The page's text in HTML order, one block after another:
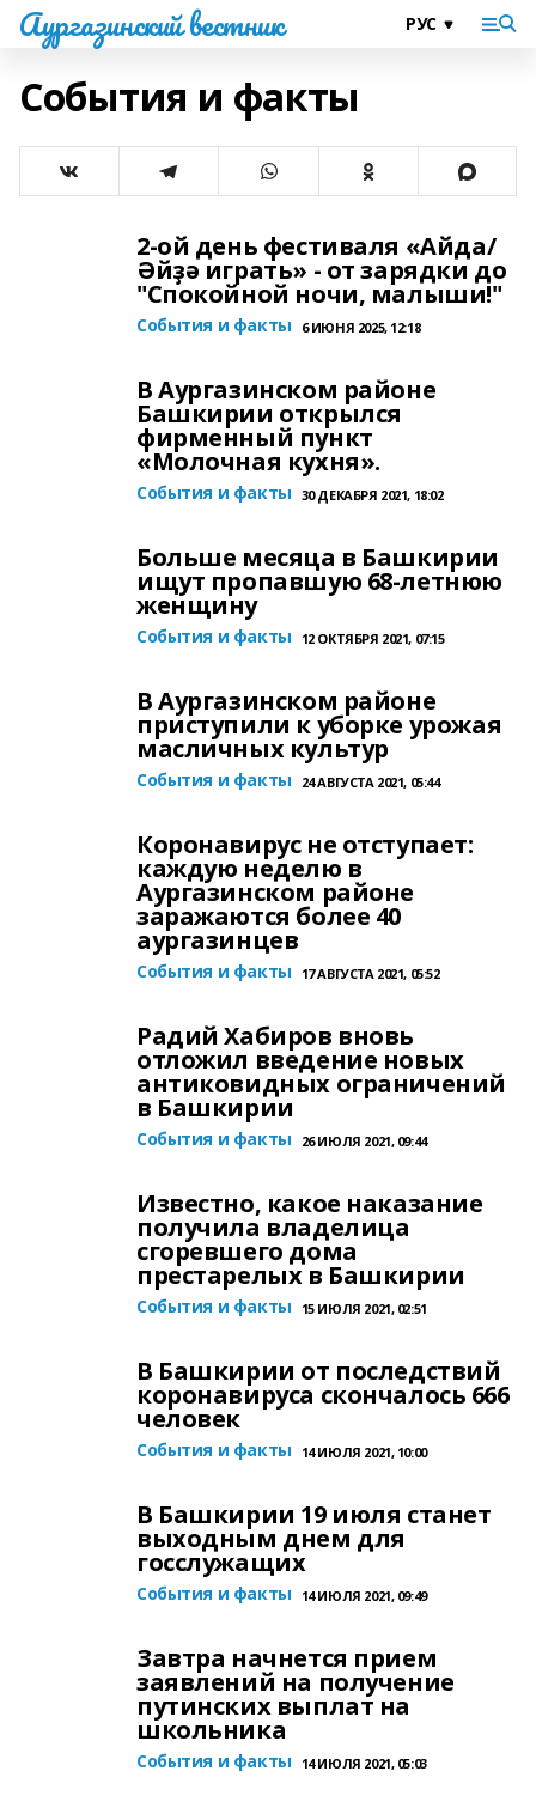
Аургазинский вестник
События и факты
2-ой день фестиваля «Айда/
Әйҙә играть» - от зарядки до
"Спокойной ночи, малыши!"
События и факты 6 ИЮНЯ 2025, 12:18
В Аургазинском районе
Башкирии открылся
фирменный пункт
«Молочная кухня».
События и факты 30 ДЕКАБРЯ 2021, 18:02
Больше месяца в Башкирии
ищут пропавшую 68-летнюю
женщину
События и факты 12 ОКТЯБРЯ 2021, 07:15
В Аургазинском районе
приступили к уборке урожая
масличных культур
События и факты 24 АВГУСТА 2021, 05:44
Коронавирус не отступает:
каждую неделю в
Аургазинском районе
заражаются более 40
аургазинцев
События и факты 17 АВГУСТА 2021, 05:52
Радий Хабиров вновь
отложил введение новых
антиковидных ограничений
в Башкирии
События и факты 26 ИЮЛЯ 2021, 09:44
Известно, какое наказание
получила владелица
сгоревшего дома
престарелых в Башкирии
События и факты 15 ИЮЛЯ 2021, 02:51
В Башкирии от последствий
коронавируса скончалось 666
человек
События и факты 14 ИЮЛЯ 2021, 10:00
В Башкирии 19 июля станет
выходным днем для
госслужащих
События и факты 14 ИЮЛЯ 2021, 09:49
Завтра начнется прием
заявлений на получение
путинских выплат на
школьника
События и факты 14 ИЮЛЯ 2021, 05:03